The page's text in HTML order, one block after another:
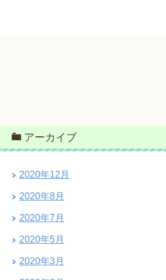
アーカイブ
2020年12月
2020年8月
2020年7月
2020年5月
2020年3月